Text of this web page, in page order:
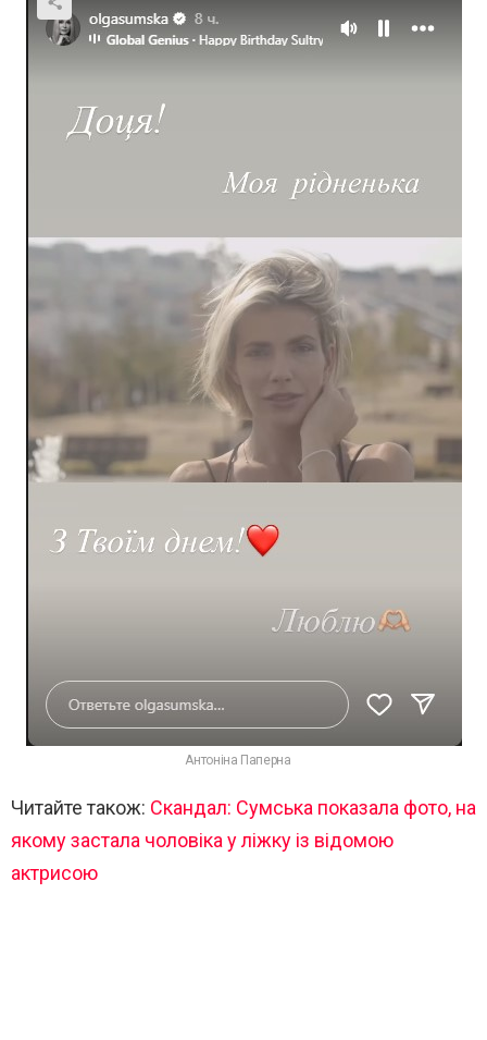
Антоніна Паперна
Читайте також: Скандал: Сумська показала фото, на
якому застала чоловіка у ліжку із відомою
актрисою